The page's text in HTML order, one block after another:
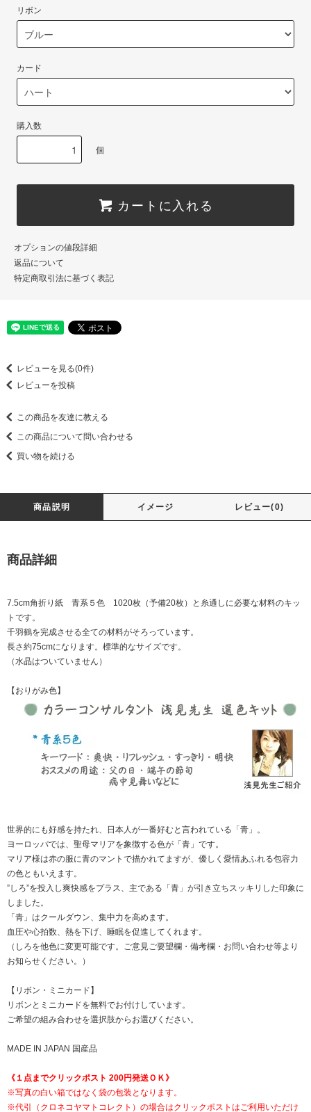
リボン
カード
購入数
個
カートに入れる
オプションの値段詳細
返品について
特定商取引法に基づく表記
レビューを見る(0件)
レビューを投稿
この商品を友達に教える
この商品について問い合わせる
買い物を続ける
商品説明 イメージ レビュー(0)
商品詳細
7.5cm角折り紙 青系５色 1020枚（予備20枚）と糸通しに必要な材料のキッ
トです。
千羽鶴を完成させる全ての材料がそろっています。
長さ約75cmになります。標準的なサイズです。
（水晶はついていません）
【おりがみ色】
世界的にも好感を持たれ、日本人が一番好むと言われている「青」。
ヨーロッパでは、聖母マリアを象徴する色が「青」です。
マリア様は赤の服に青のマントで描かれてますが、優しく愛情あふれる包容力
の色ともいえます。
”しろ”を投入し爽快感をプラス、主である「青」が引き立ちスッキリした印象に
しました。
「青」はクールダウン、集中力を高めます。
血圧や心拍数、熱を下げ、睡眠を促進してくれます。
（しろを他色に変更可能です。ご意見ご要望欄・備考欄・お問い合わせ等より
お知らせください。）
【リボン・ミニカード】
リボンとミニカードを無料でお付けしています。
ご希望の組み合わせを選択肢からお選びください。
MADE IN JAPAN 国産品
《１点までクリックポスト 200円発送ＯＫ》
※写真の白い箱ではなく袋の包装となります。
※代引（クロネコヤマトコレクト）の場合はクリックポストはご利用いただけ